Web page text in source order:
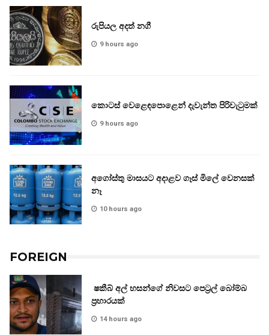
රුපියල අදත් නගී
9 hours ago
කොටස් වෙළෙඳපොළෙන් දැවැන්ත පිරිවැටුමක්
9 hours ago
අගෝස්තු මාසයට අදාළව ගෑස් මිලේ වෙනසක්
නෑ
10 hours ago
FOREIGN
ෂකීබ් අල් හසන්ගේ නිවසට පෙට්‍රල් බෝම්බ
ප්‍රහාරයක්
14 hours ago